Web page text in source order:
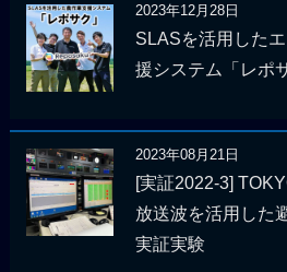
2023年12月28日
SLASを活用した
援システム「レポ
2023年08月21日
[実証2022-3]
放送波を活用した
実証実験